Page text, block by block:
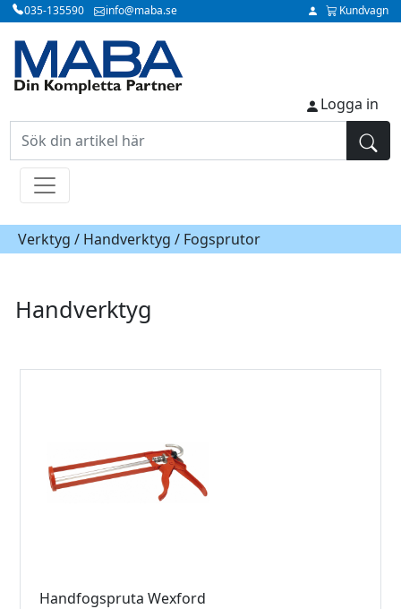
035-135590 info@maba.se Kundvagn
Logga in
Verktyg / Handverktyg / Fogsprutor
Handverktyg
Handfogspruta Wexford